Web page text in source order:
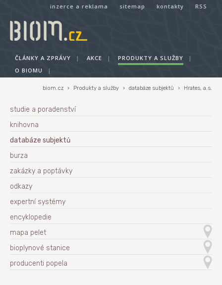
inzerce a reklama sitemap kontakty RSS
ČLÁNKY A ZPRÁVY | AKCE | PRODUKTY A SLUŽBY
|
O BIOMU
|
biom.cz › Produkty a služby › databáze subjektů › Hrates, a.s.
studie a poradenství
knihovna
databáze subjektů
burza
zakázky a poptávky
odkazy
expertní systémy
encyklopedie
mapa pelet
bioplynové stanice
producenti popela